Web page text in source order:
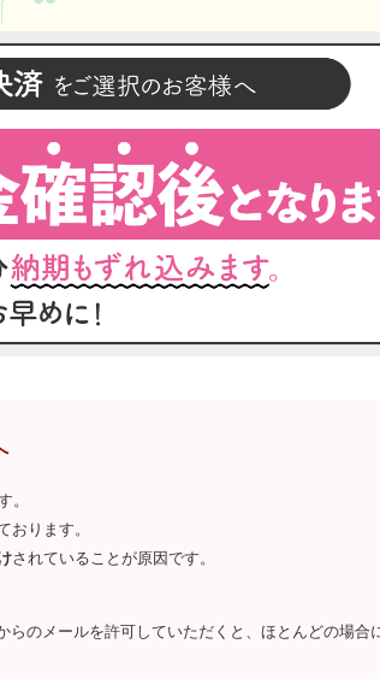
。
ります。
されていることが原因です。
のメールを許可していただくと、ほとんどの場合